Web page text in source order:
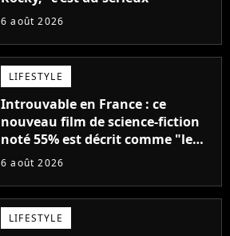
6 août 2026
LIFESTYLE
Introuvable en France : ce
nouveau film de science-fiction
noté 55% est décrit comme "le
plus stupide de l'année"
6 août 2026
LIFESTYLE